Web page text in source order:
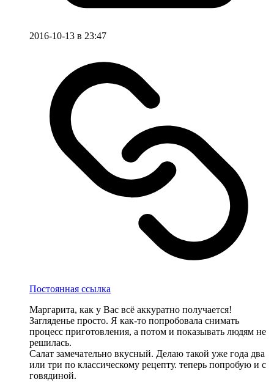
2016-10-13 в 23:47
Постоянная ссылка
Маргарита, как у Вас всё аккуратно получается!
Загляденье просто. Я как-то попробовала снимать
процесс приготовления, а потом и показывать людям не
решилась.
Салат замечательно вкусный. Делаю такой уже года два
или три по классическому рецепту. теперь попробую и с
говядиной.